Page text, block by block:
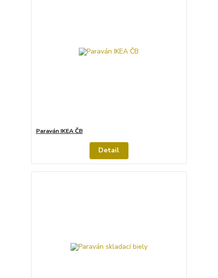
Paraván IKEA ČB
Detail